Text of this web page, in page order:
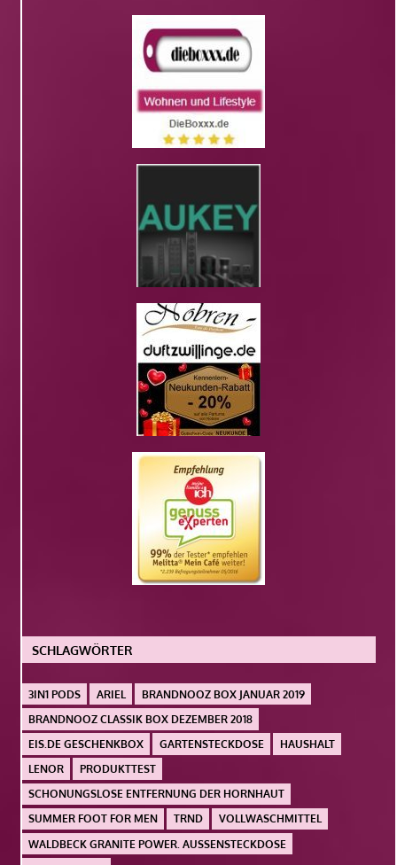
SCHLAGWÖRTER
3IN1 PODS ARIEL
BRANDNOOZ BOX JANUAR 2019
BRANDNOOZ CLASSIK BOX DEZEMBER 2018
EIS.DE GESCHENKBOX
GARTENSTECKDOSE
HAUSHALT
LENOR
PRODUKTTEST
SCHONUNGSLOSE ENTFERNUNG DER HORNHAUT
SUMMER FOOT FOR MEN
TRND
VOLLWASCHMITTEL
WALDBECK GRANITE POWER. AUSSENSTECKDOSE